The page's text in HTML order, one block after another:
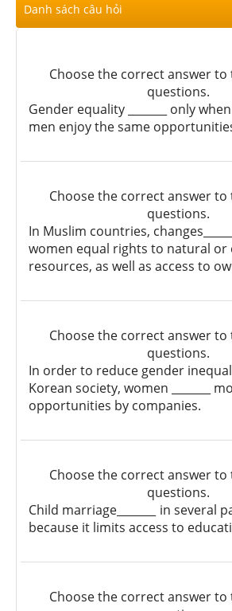
Danh sách câu hỏi
Choose the correct answer
questions.
Gender equality _______ only
men enjoy the same
Choose the correct answer
questions.
In Muslim countries,
women equal rights to natural or
resources, as well as access to
Choose the correct answer
questions.
In order to reduce gender
Korean society, women _______
opportunities by companies.
Choose the correct answer
questions.
Child marriage_______ in several
because it limits access to
Choose the correct answer